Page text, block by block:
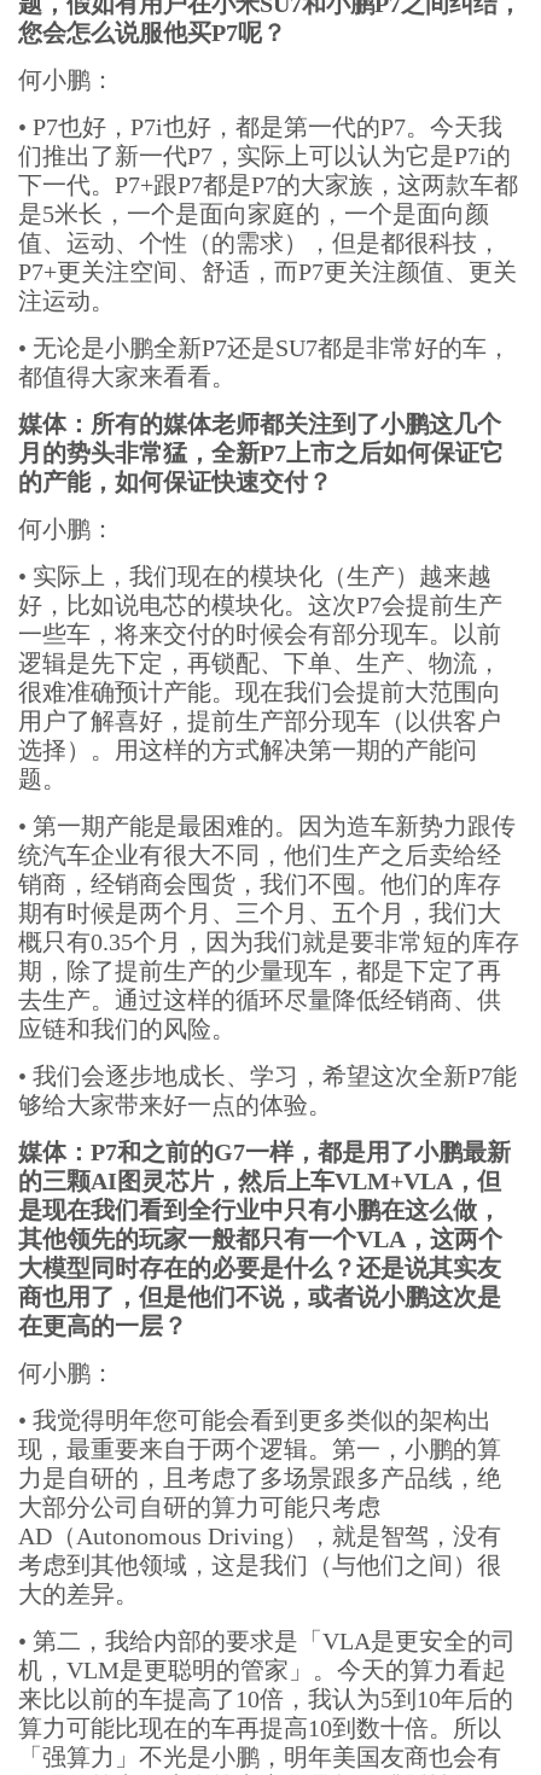
您会怎么说服他买P7呢？
何小鹏：
• P7也好，P7i也好，都是第一代的P7。今天我
们推出了新一代P7，实际上可以认为它是P7i的
下一代。P7+跟P7都是P7的大家族，这两款车都
是5米长，一个是面向家庭的，一个是面向颜
值、运动、个性（的需求），但是都很科技，
P7+更关注空间、舒适，而P7更关注颜值、更关
注运动。
• 无论是小鹏全新P7还是SU7都是非常好的车，
都值得大家来看看。
媒体：所有的媒体老师都关注到了小鹏这几个
月的势头非常猛，全新P7上市之后如何保证它
的产能，如何保证快速交付？
何小鹏：
• 实际上，我们现在的模块化（生产）越来越
好，比如说电芯的模块化。这次P7会提前生产
一些车，将来交付的时候会有部分现车。以前
逻辑是先下定，再锁配、下单、生产、物流，
很难准确预计产能。现在我们会提前大范围向
用户了解喜好，提前生产部分现车（以供客户
选择）。用这样的方式解决第一期的产能问
题。
• 第一期产能是最困难的。因为造车新势力跟传
统汽车企业有很大不同，他们生产之后卖给经
销商，经销商会囤货，我们不囤。他们的库存
期有时候是两个月、三个月、五个月，我们大
概只有0.35个月，因为我们就是要非常短的库存
期，除了提前生产的少量现车，都是下定了再
去生产。通过这样的循环尽量降低经销商、供
应链和我们的风险。
• 我们会逐步地成长、学习，希望这次全新P7能
够给大家带来好一点的体验。
媒体：P7和之前的G7一样，都是用了小鹏最新
的三颗AI图灵芯片，然后上车VLM+VLA，但
是现在我们看到全行业中只有小鹏在这么做，
其他领先的玩家一般都只有一个VLA，这两个
大模型同时存在的必要是什么？还是说其实友
商也用了，但是他们不说，或者说小鹏这次是
在更高的一层？
何小鹏：
• 我觉得明年您可能会看到更多类似的架构出
现，最重要来自于两个逻辑。第一，小鹏的算
力是自研的，且考虑了多场景跟多产品线，绝
大部分公司自研的算力可能只考虑
AD（Autonomous Driving），就是智驾，没有
考虑到其他领域，这是我们（与他们之间）很
大的差异。
• 第二，我给内部的要求是「VLA是更安全的司
机，VLM是更聪明的管家」。今天的算力看起
来比以前的车提高了10倍，我认为5到10年后的
算力可能比现在的车再提高10到数十倍。所以
「强算力」不光是小鹏，明年美国友商也会有